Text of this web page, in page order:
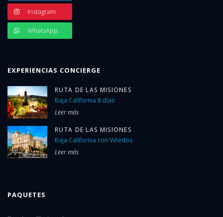
Instagram
WhatsApp
EXPERIENCIAS CONCIERGE
RUTA DE LAS MISIONES
Baja California 8 días
Leer más
RUTA DE LAS MISIONES
Baja California con Viñedos
Leer más
PAQUETES